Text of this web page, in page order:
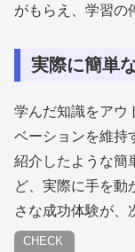
がもらえ、学習の
実際に簡単
学んだ知識をアウ
ベーションを維持
紹介したような簡
ど、実際に手を動
さな成功体験が、